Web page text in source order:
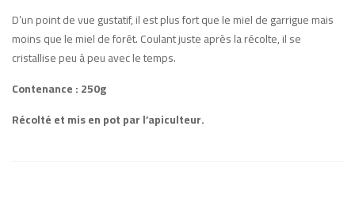
D’un point de vue gustatif, il est plus fort que le miel de garrigue mais
moins que le miel de forêt. Coulant juste après la récolte, il se
cristallise peu à peu avec le temps.
Contenance : 250g
Récolté et mis en pot par l’apiculteur.